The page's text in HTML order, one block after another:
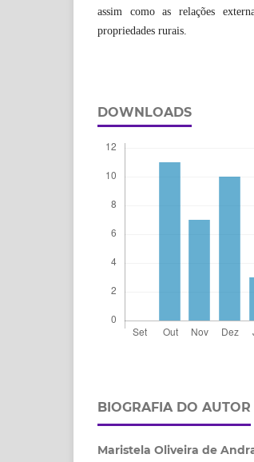
assim como as relações
propriedades rurais.
DOWNLOADS
BIOGRAFIA DO AUTOR
Maristela Oliveira de